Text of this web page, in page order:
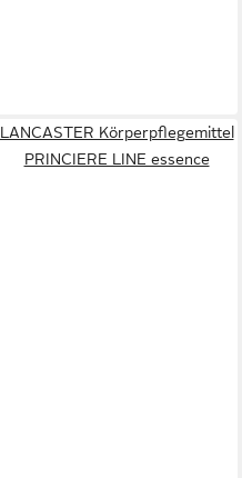
LANCASTER Körperpflegemittel
PRINCIERE LINE essence